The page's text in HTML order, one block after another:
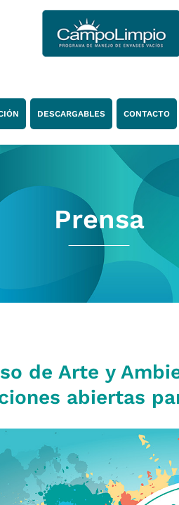
DESCARGABLES CONTACTO
Prensa
de Arte y
abiertas